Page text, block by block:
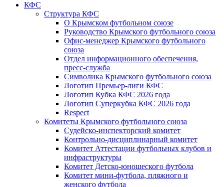
КФС
Структура КФС
О Крымском футбольном союзе
Руководство Крымского футбольного союза
Офис-менеджер Крымского футбольного
союза
Отдел информационного обеспечения,
пресс-служба
Символика Крымского футбольного союза
Логотип Премьер-лиги КФС
Логотип Кубка КФС 2026 года
Логотип Суперкубка КФС 2026 года
Respect
Комитеты Крымского футбольного союза
Судейско-инспекторский комитет
Контрольно-дисциплинарный комитет
Комитет Аттестации футбольных клубов и
инфраструктуры
Комитет Детско-юношеского футбола
Комитет мини-футбола, пляжного и
женского футбола